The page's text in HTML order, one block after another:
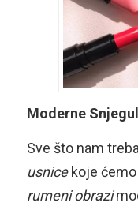
Moderne
Sve što nam
usnicekoje ćemo
rumeni obrazi